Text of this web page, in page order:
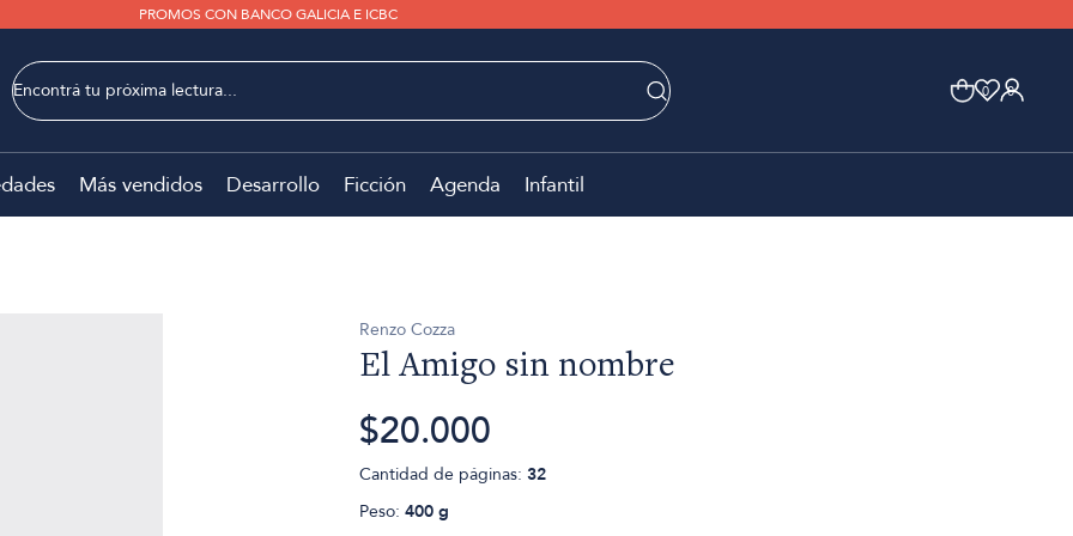
PROMOS CON BANCO GALICIA E ICBC
0 0
Más vendidos Desarrollo Ficción Agenda Infantil
Renzo Cozza
El Amigo sin nombre
$20.000
Cantidad de páginas: 32
Peso: 400 g